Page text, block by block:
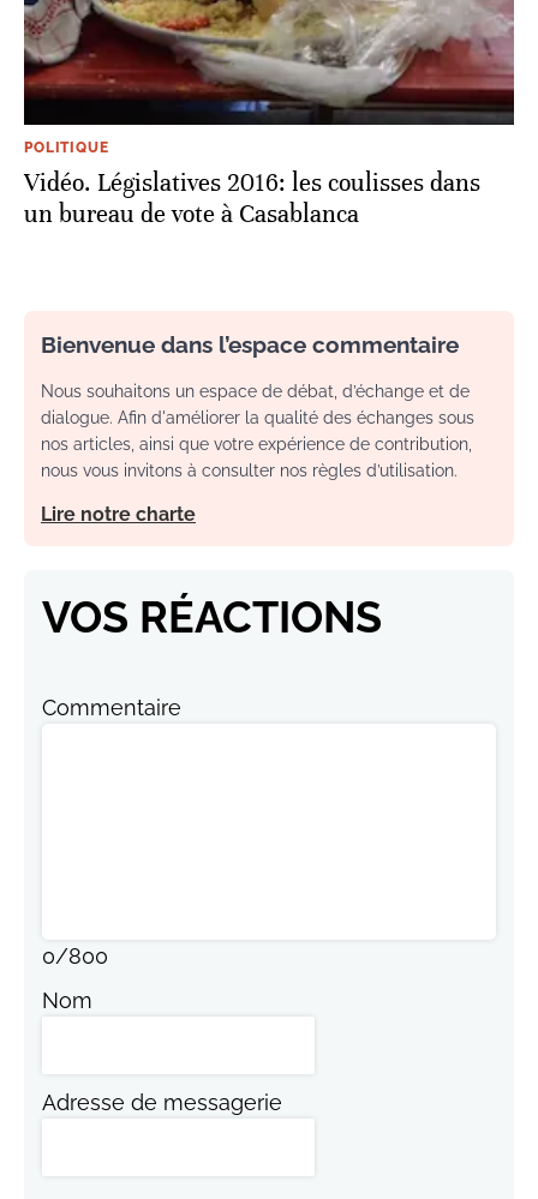
POLITIQUE
Vidéo. Législatives 2016: les coulisses dans
un bureau de vote à Casablanca
Bienvenue dans l’espace commentaire
Nous souhaitons un espace de débat, d’échange et de
dialogue. Afin d'améliorer la qualité des échanges sous
nos articles, ainsi que votre expérience de contribution,
nous vous invitons à consulter nos règles d’utilisation.
Lire notre charte
VOS RÉACTIONS
Commentaire
0/800
Nom
Adresse de messagerie